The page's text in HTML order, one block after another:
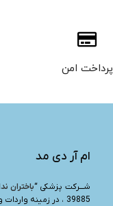
پرداخت امن
ام آر دی مد
شـــرکت پزشکی “باختران
39885 ، در زمینه